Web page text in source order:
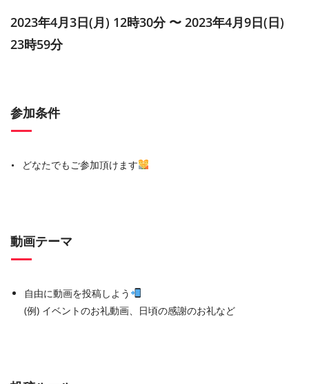
2023年4月3日(月) 12時30分 〜 2023年4月9日(日)
23時59分
参加条件
どなたでもご参加頂けます
動画テーマ
自由に動画を投稿しよう
(例) イベントのお礼動画、日頃の感謝のお礼など